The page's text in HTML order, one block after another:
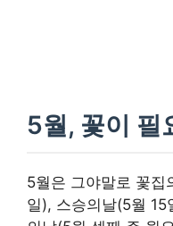
5월, 꽃이 필
5월은 그야말로 꽃집
일), 스승의날(5월 15